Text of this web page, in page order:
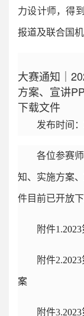
力设计师，得
报道及联合国机
大赛通知｜
方案、宣讲
下载文件
发布时间：
各位参赛
知、实施方案
件目前已开放
附件1.
附件2.
案
附件3.